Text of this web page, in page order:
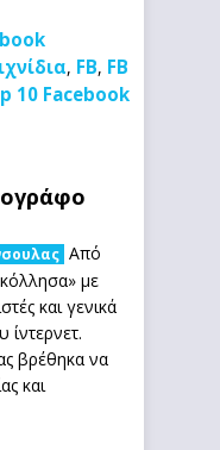
, FB, FB
10 Facebook
Από
με
και γενικά
ίντερνετ.
βρέθηκα να
και